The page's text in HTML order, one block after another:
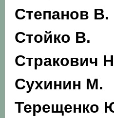
Степанов В.
Стойко В.
Стракович
Сухинин М.
Терещенко